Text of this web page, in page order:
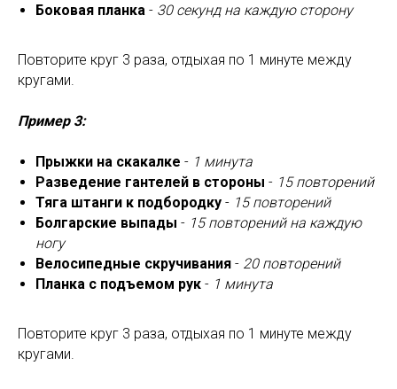
Боковая планка - 30 секунд на каждую сторону
Повторите круг 3 раза, отдыхая по 1 минуте между
кругами.
Пример 3:
Прыжки на скакалке - 1 минута
Разведение гантелей в стороны - 15 повторений
Тяга штанги к подбородку - 15 повторений
Болгарские выпады - 15 повторений на каждую
ногу
Велосипедные скручивания - 20 повторений
Планка с подъемом рук - 1 минута
Повторите круг 3 раза, отдыхая по 1 минуте между
кругами.